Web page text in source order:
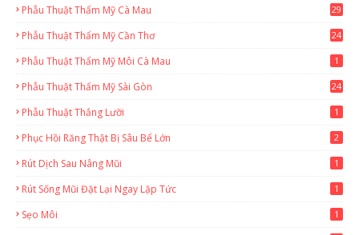
Phẫu Thuật Thẩm Mỹ Cà Mau
29
Phẫu Thuật Thẩm Mỹ Cần Thơ
24
Phẫu Thuật Thẩm Mỹ Môi Cà Mau 1
Phẫu Thuật Thẩm Mỹ Sài Gòn
24
Phẫu Thuật Thắng Lưỡi 1
Phục Hồi Răng Thật Bị Sâu Bể Lớn 2
Rút Dịch Sau Nâng Mũi 1
Rút Sống Mũi Đặt Lại Ngay Lặp Tức 1
Sẹo Môi 1